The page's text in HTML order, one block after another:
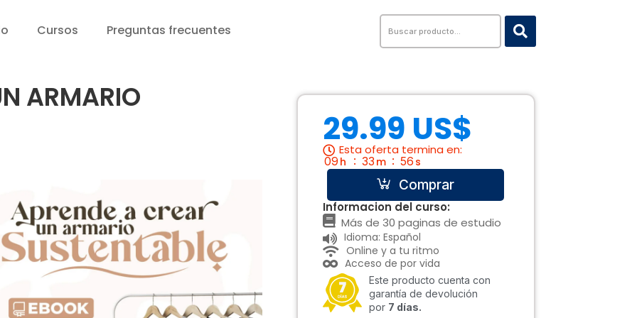
Cursos Preguntas frecuentes
ARMARIO
29.99 US$
Esta oferta termina en:
09 h 33 m 55 s
Comprar
Informacion del curso:
Más de 30 paginas de estudio
Idioma: Español
Online y a tu ritmo
Acceso de por vida
Este producto cuenta con
garantía de devolución
por 7 días.